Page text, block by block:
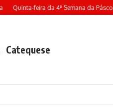
Quinta-feira da 4ª Semana da Páscoa
Catequese